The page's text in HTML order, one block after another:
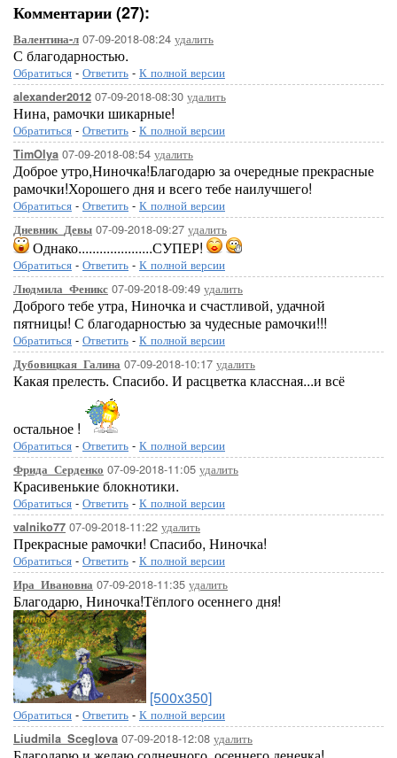
Комментарии (27):
Валентина-л 07-09-2018-08:24 удалить
С благодарностью.
Обратиться - Ответить - К полной версии
alexander2012 07-09-2018-08:30 удалить
Нина, рамочки шикарные!
Обратиться - Ответить - К полной версии
TimOlya 07-09-2018-08:54 удалить
Доброе утро,Ниночка!Благодарю за очередные прекрасные
рамочки!Хорошего дня и всего тебе наилучшего!
Обратиться - Ответить - К полной версии
Дневник_Девы 07-09-2018-09:27 удалить
Однако.....................СУПЕР!
Обратиться - Ответить - К полной версии
Людмила_Феникс 07-09-2018-09:49 удалить
Доброго тебе утра, Ниночка и счастливой, удачной
пятницы! С благодарностью за чудесные рамочки!!!
Обратиться - Ответить - К полной версии
Дубовицкая_Галина 07-09-2018-10:17 удалить
Какая прелесть. Спасибо. И расцветка классная...и всё
остальное !
Обратиться - Ответить - К полной версии
Фрида_Серденко 07-09-2018-11:05 удалить
Красивенькие блокнотики.
Обратиться - Ответить - К полной версии
valniko77 07-09-2018-11:22 удалить
Прекрасные рамочки! Спасибо, Ниночка!
Обратиться - Ответить - К полной версии
Ира_Ивановна 07-09-2018-11:35 удалить
Благодарю, Ниночка!Тёплого осеннего дня!
[500x350]
Обратиться - Ответить - К полной версии
Liudmila_Sceglova 07-09-2018-12:08 удалить